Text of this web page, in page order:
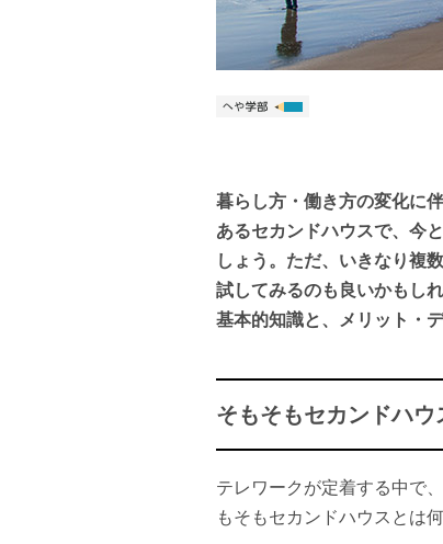
暮らし方・働き方の変化に
あるセカンドハウスで、今
しょう。ただ、いきなり複
試してみるのも良いかもし
基本的知識と、メリット・
そもそもセカンドハウ
テレワークが定着する中で
もそもセカンドハウスとは